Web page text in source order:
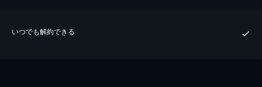
いつでも解約できる